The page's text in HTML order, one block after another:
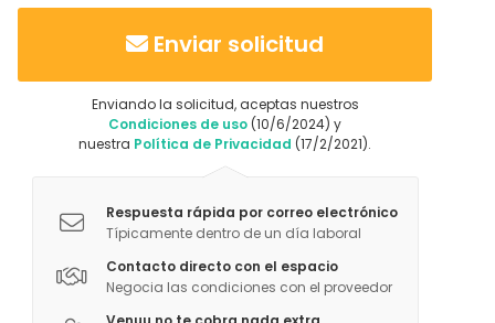
detallará las diferentes configuraciones que permite
este sistema pudiendo poner más de un color y
Sistema de cortinas/blackout que en apenas 30
segundos oscurecen la sala para la perfecta
visualización de la presentación en las pantallas.
También disponen de leds independientes a lo largo
del ventanal permitiendo personalizarlas con un
color diferente. Permite diferentes configuraciones.
Enviar solicitud
Enviando la solicitud, aceptas nuestros
Condiciones de uso (10/6/2024) y
nuestra Política de Privacidad (17/2/2021).
Respuesta rápida por correo electrónico
Típicamente dentro de un día laboral
Contacto directo con el espacio
Negocia las condiciones con el proveedor